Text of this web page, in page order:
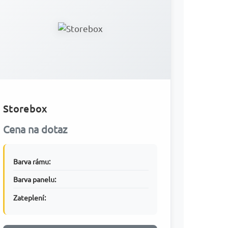
Storebox
Cena na dotaz
Barva rámu:
Barva panelu:
Zateplení: